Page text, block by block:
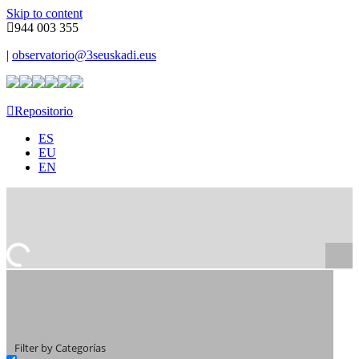
Skip to content
944 003 355
| observatorio@3seuskadi.eus
Repositorio
ES
EU
EN
Filter by Categorías